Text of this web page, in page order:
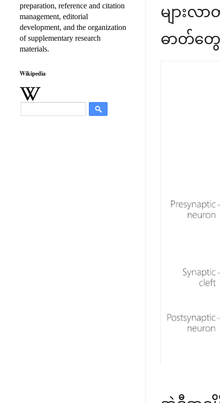
များ
ဓာတ်တွေ
preparation, reference and citation
management, editorial
development, and the organization
of supplementary research
materials.
Wikipedia